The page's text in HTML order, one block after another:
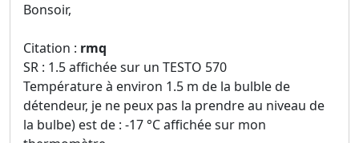
Bonsoir,
Citation : rmq
SR : 1.5 affichée sur un TESTO 570
Température à environ 1.5 m de la bulble de
détendeur, je ne peux pas la prendre au niveau de
la bulbe) est de : -17 °C affichée sur mon